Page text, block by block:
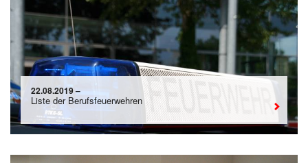
22.08.2019 –
Liste der Berufsfeuerwehren